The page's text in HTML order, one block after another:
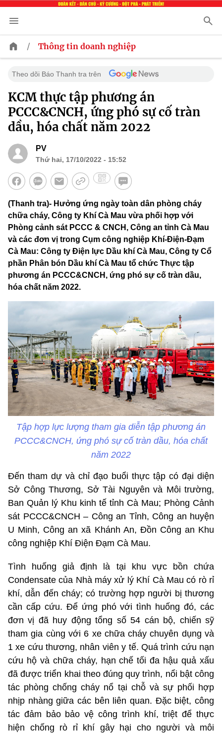
/ Thông tin doanh nghiệp
Theo dõi Báo Thanh tra trên
KCM thực tập phương án
PCCC&CNCH, ứng phó sự cố tràn
dầu, hóa chất năm 2022
PV
Thứ hai, 17/10/2022 - 15:52
(Thanh tra)- Hưởng ứng ngày toàn dân phòng cháy
chữa cháy, Công ty Khí Cà Mau vừa phối hợp với
Phòng cảnh sát PCCC & CNCH, Công an tỉnh Cà Mau
và các đơn vị trong Cụm công nghiệp Khí-Điện-Đạm
Cà Mau: Công ty Điện lực Dầu khí Cà Mau, Công ty Cổ
phần Phân bón Dầu khí Cà Mau tổ chức Thực tập
phương án PCCC&CNCH, ứng phó sự cố tràn dầu,
hóa chất năm 2022.
Tập hợp lực lượng tham gia diễn tập phương án
PCCC&CNCH, ứng phó sự cố tràn dầu, hóa chất
năm 2022
Đến tham dự và chỉ đạo buổi thực tập có đại diện
Sở Công Thương, Sở Tài Nguyên và Môi trường,
Ban Quản lý Khu kinh tế tỉnh Cà Mau; Phòng Cảnh
sát PCCC&CNCH – Công an Tỉnh, Công an huyện
U Minh, Công an xã Khánh An, Đồn Công an Khu
công nghiệp Khí Điện Đạm Cà Mau.
Tình huống giả định là tại khu vực bồn chứa
Condensate của Nhà máy xử lý Khí Cà Mau có rò rỉ
khí, dẫn đến cháy; có trường hợp người bị thương
cần cấp cứu. Để ứng phó với tình huống đó, các
đơn vị đã huy động tổng số 54 cán bộ, chiến sỹ
tham gia cùng với 6 xe chữa cháy chuyên dụng và
1 xe cứu thương, nhân viên y tế. Quá trình cứu nạn
cứu hộ và chữa cháy, hạn chế tối đa hậu quả xấu
đã được triển khai theo đúng quy trình, nổi bật công
tác phòng chống cháy nổ tại chỗ và sự phối hợp
nhịp nhàng giữa các bên liên quan. Đặc biệt, công
tác đảm bảo bảo vệ công trình khí, triệt để thực
hiện chống rò rỉ khí gây hại cho người và môi